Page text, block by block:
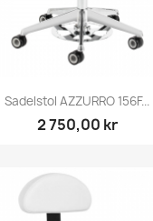
 Snabbvy
Sadelstol AZZURRO 156F...
2 750,00 kr